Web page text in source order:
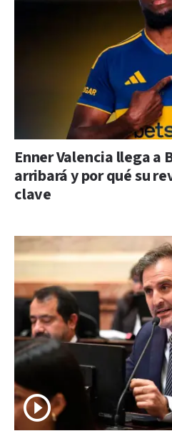
Enner Valencia llega a
arribará y por qué su
clave